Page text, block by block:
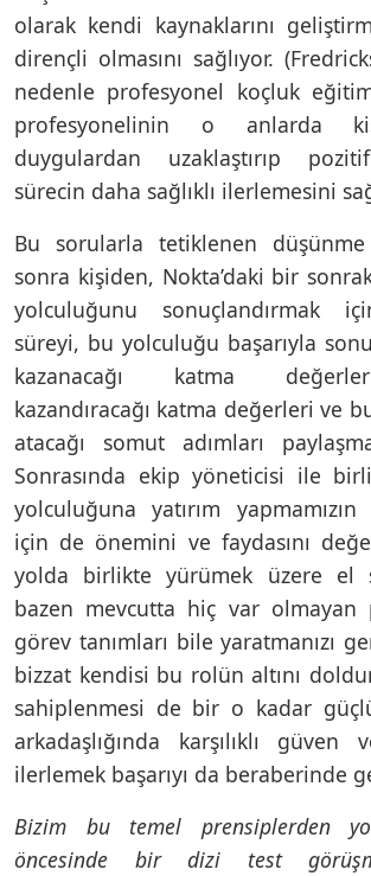
olarak kendi kaynaklarını
dirençli olmasını sağlıyor.
nedenle profesyonel koçluk
profesyonelinin o anlarda
duygulardan uzaklaştırıp
sürecin daha sağlıklı ilerlemesini
Bu sorularla tetiklenen düşünme
sonra kişiden, Nokta’daki bir
yolculuğunu sonuçlandırmak
süreyi, bu yolculuğu başarıyla
kazanacağı katma
kazandıracağı katma değerleri ve
atacağı somut adımları
Sonrasında ekip yöneticisi ile
yolculuğuna yatırım
için de önemini ve faydasını
yolda birlikte yürümek üzere el
bazen mevcutta hiç var olmayan
görev tanımları bile yaratmanızı
bizzat kendisi bu rolün altını
sahiplenmesi de bir o kadar
arkadaşlığında karşılıklı güven
ilerlemek başarıyı da beraberinde
Bizim bu temel prensiplerden
öncesinde bir dizi test